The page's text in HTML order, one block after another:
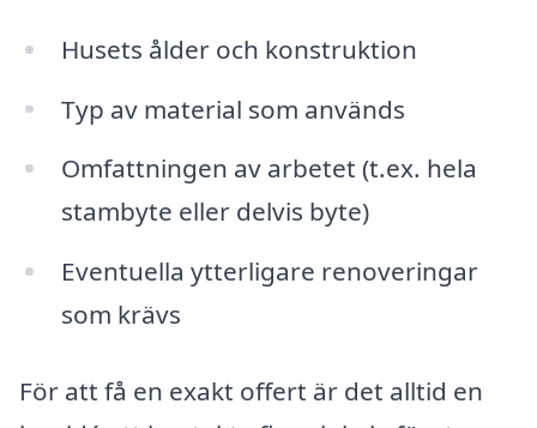
Husets ålder och konstruktion
Typ av material som används
Omfattningen av arbetet (t.ex. hela
stambyte eller delvis byte)
Eventuella ytterligare renoveringar
som krävs
För att få en exakt offert är det alltid en